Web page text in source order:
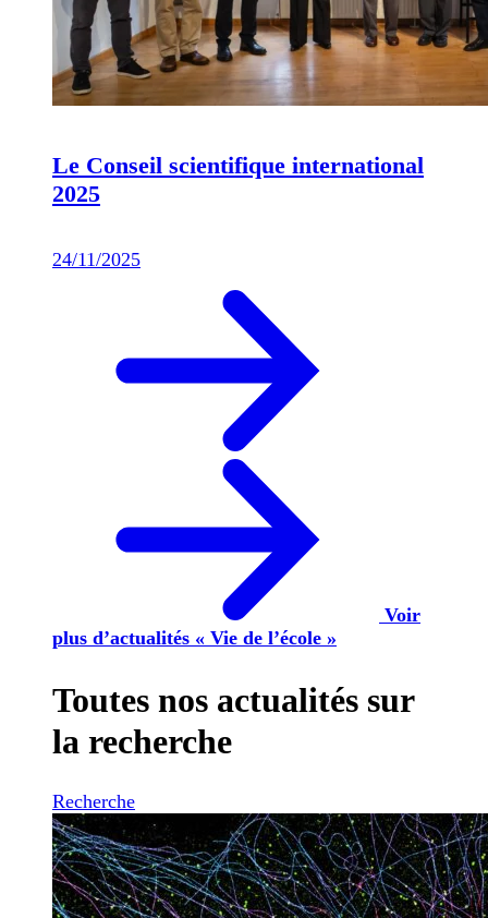
Le Conseil scientifique international
2025
24/11/2025
Voir
plus d’actualités « Vie de l’école »
Toutes nos actualités sur
la recherche
Recherche